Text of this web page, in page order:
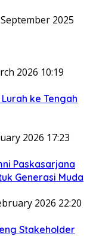
2025
2026 10:19
ke Tengah
2026 17:23
Paskasarjana
Generasi Muda
2026 22:20
Stakeholder